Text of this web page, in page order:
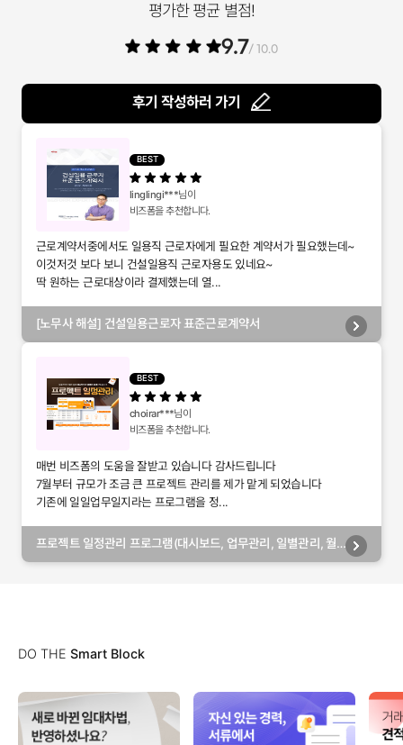
평가한 평균 별점!
9.7/ 10.0
후기 작성하러 가기
BEST
linglingi***님이
비즈폼을 추천합니다.
근로계약서중에서도 일용직 근로자에게 필요한 계약서가 필요했는데~
이것저것 보다 보니 건설일용직 근로자용도 있네요~
딱 원하는 근로대상이라 결제했는데 열...
[노무사 해설] 건설일용근로자 표준근로계약서
BEST
choirar***님이
비즈폼을 추천합니다.
매번 비즈폼의 도움을 잘받고 있습니다 감사드립니다
7월부터 규모가 조금 큰 프로젝트 관리를 제가 맡게 되었습니다
기존에 일일업무일지라는 프로그램을 정...
프로젝트 일정관리 프로그램(대시보드, 업무관리, 일별관리, 월
DO THE Smart Block